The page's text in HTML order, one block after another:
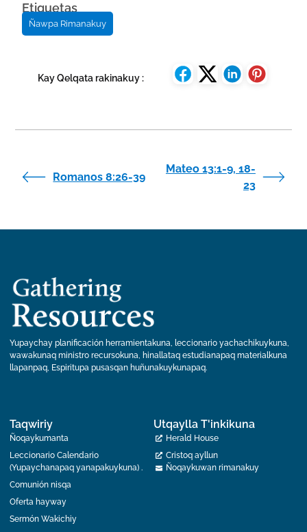
Etiquetas
Ñawpa Rimanakuy
Kay Qelqata rakinakuy :
Romanos 8:26-39
Mateo 13:1-9, 18-
23
Yupaychay planificación herramientakuna, leccionario yachachikuykuna,
wawakunaq ministro recursokuna, hinallataq estudianapaq materialkuna
llapanpaq, Espiritupa pusasqan huñunakuykunapaq.
Taqwiriy
Ñoqaykumanta
Leccionario Calendario
(Yupaychanapaq yanapakuykuna) .
Comunión nisqa
Oferta hayway
Sermón Wakichiy
Utqaylla T'inkikuna
Herald House
Cristoq ayllun
Ñoqaykuwan rimanakuy